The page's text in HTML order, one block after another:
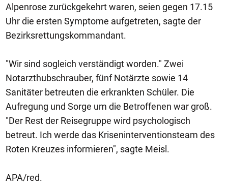
Alpenrose zurückgekehrt waren, seien gegen 17.15
Uhr die ersten Symptome aufgetreten, sagte der
Bezirksrettungskommandant.
"Wir sind sogleich verständigt worden." Zwei
Notarzthubschrauber, fünf Notärzte sowie 14
Sanitäter betreuten die erkrankten Schüler. Die
Aufregung und Sorge um die Betroffenen war groß.
"Der Rest der Reisegruppe wird psychologisch
betreut. Ich werde das Kriseninterventionsteam des
Roten Kreuzes informieren", sagte Meisl.
APA/red.